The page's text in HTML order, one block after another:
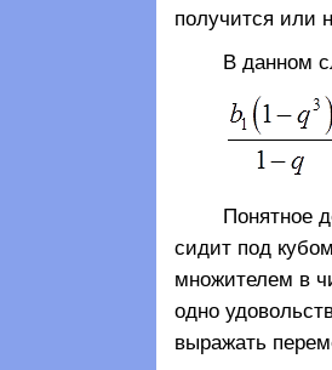
получится или
В данном
Понятное
сидит под
множителем в
одно
выражать